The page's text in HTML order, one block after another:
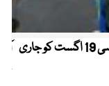
کیریبین پریمیئر لیگ ، قومی کرکٹرز کو این او سی 19 اگست کو جاری